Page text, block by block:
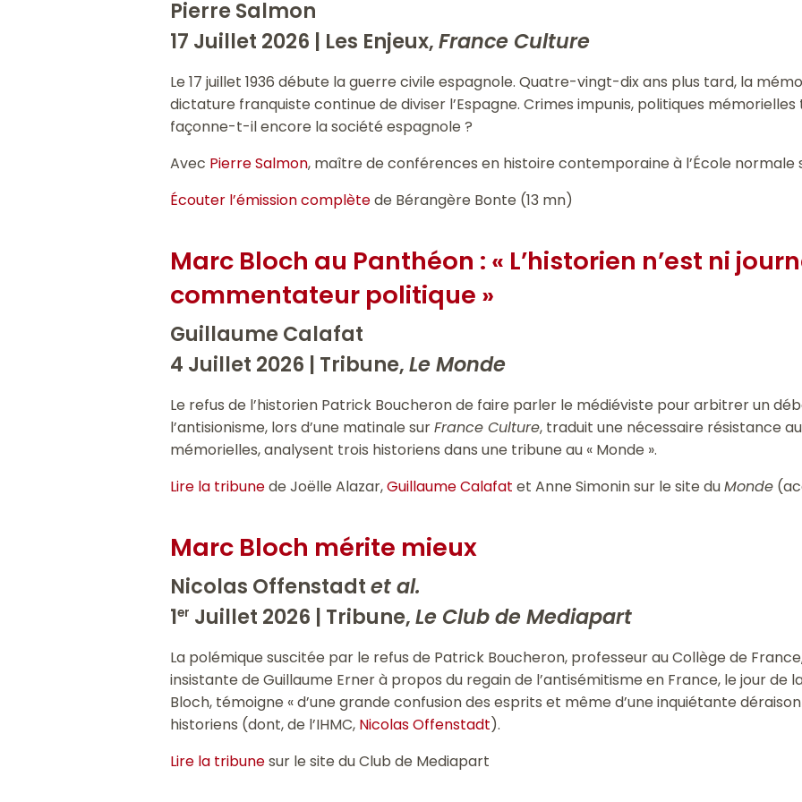
Pierre Salmon
17 Juillet 2026 | Les Enjeux,France Culture
Le 17 juillet 1936 débute la guerre civile espagnole. Quatre-vingt-dix ans plus tard, la
dictature franquiste continue de diviser l’Espagne. Crimes impunis, politiques
façonne-t-il encore la société espagnole ?
Avec Pierre Salmon, maître de conférences en histoire contemporaine à l’École normale
Écouter l’émission complètede Bérangère Bonte (13 mn)
Marc Bloch au Panthéon : « L’historien n’est ni
commentateur politique »
Guillaume Calafat
4 Juillet 2026 | Tribune,Le Monde
Le refus de l’historien Patrick Boucheron de faire parler le médiéviste pour arbitrer un
l’antisionisme, lors d’une matinale surFrance Culture, traduit une nécessaire résistance
mémorielles, analysent trois historiens dans une tribune au « Monde ».
Lire la tribunede Joëlle Alazar,Guillaume Calafatet Anne Simonin sur le site duMonde
Marc Bloch mérite mieux
Nicolas Offenstadtet al.
1er Juillet 2026 | Tribune,Le Club de Mediapart
La polémique suscitée par le refus de Patrick Boucheron, professeur au Collège de
insistante de Guillaume Erner à propos du regain de l’antisémitisme en France, le jour de
Bloch, témoigne « d’une grande confusion des esprits et même d’une inquiétante déraison
historiens (dont, de l’IHMC, Nicolas Offenstadt).
Lire la tribunesur le site du Club de Mediapart